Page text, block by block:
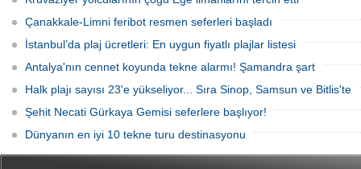
Çanakkale-Limni feribot resmen seferleri başladı
İstanbul’da plaj ücretleri: En uygun fiyatlı plajlar listesi
Antalya'nın cennet koyunda tekne alarmı! Şamandra şart
Halk plajı sayısı 23'e yükseliyor... Sıra Sinop, Samsun ve Bitlis'te
Şehit Necati Gürkaya Gemisi seferlere başlıyor!
Dünyanın en iyi 10 tekne turu destinasyonu